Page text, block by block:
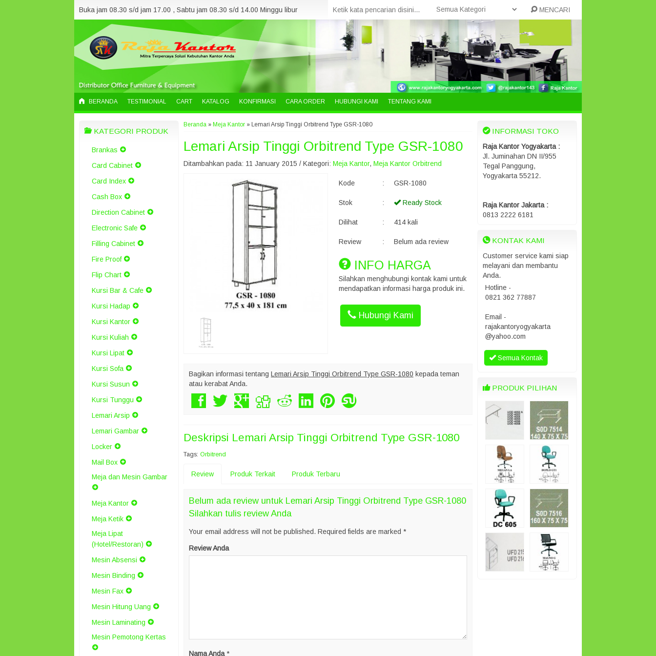
Buka jam 08.30 s/d jam 17.00 , Sabtu jam 08.30 s/d 14.00 Minggu libur MENCARI
BERANDA TESTIMONIAL CART KATALOG KONFIRMASI CARA ORDER HUBUNGI KAMI TENTANG KAMI
KATEGORI PRODUK
Brankas
Card Cabinet
Card Index
Cash Box
Direction Cabinet
Electronic Safe
Filling Cabinet
Fire Proof
Flip Chart
Kursi Bar & Cafe
Kursi Hadap
Kursi Kantor
Kursi Kuliah
Kursi Lipat
Kursi Sofa
Kursi Susun
Kursi Tunggu
Lemari Arsip
Lemari Gambar
Locker
Mail Box
Meja dan Mesin Gambar
Meja Kantor
Meja Ketik
Meja Lipat
(Hotel/Restoran)
Mesin Absensi
Mesin Binding
Mesin Fax
Mesin Hitung Uang
Mesin Laminating
Mesin Pemotong Kertas
Beranda » Meja Kantor » Lemari Arsip Tinggi Orbitrend Type GSR-1080
Lemari Arsip Tinggi Orbitrend Type GSR-1080
Ditambahkan pada: 11 January 2015 / Kategori: Meja Kantor, Meja Kantor Orbitrend
Kode : GSR-1080
Stok : Ready Stock
Dilihat : 414 kali
Review : Belum ada review
INFO HARGA
Silahkan menghubungi kontak kami untuk
mendapatkan informasi harga produk ini.
Hubungi Kami
Bagikan informasi tentang Lemari Arsip Tinggi Orbitrend Type GSR-1080 kepada teman
atau kerabat Anda.
Deskripsi Lemari Arsip Tinggi Orbitrend Type GSR-1080
Tags: Orbitrend
Review Produk Terkait Produk Terbaru
Belum ada review untuk Lemari Arsip Tinggi Orbitrend Type GSR-1080
Silahkan tulis review Anda
Your email address will not be published. Required fields are marked *
Review Anda
Nama Anda *
INFORMASI TOKO
Raja Kantor Yogyakarta :
Jl. Juminahan DN II/955
Tegal Panggung,
Yogyakarta 55212.
Raja Kantor Jakarta :
0813 2222 6181
KONTAK KAMI
Customer service kami siap
melayani dan membantu
Anda.
Hotline -
0821 362 77887
Email -
rajakantoryogyakarta
@yahoo.com
Semua Kontak
PRODUK PILIHAN